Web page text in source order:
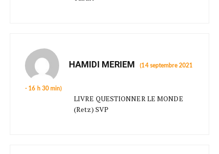
HAMIDI MERIEM (14 septembre 2021
- 16 h 30 min)
LIVRE QUESTIONNER LE MONDE
(Retz) SVP